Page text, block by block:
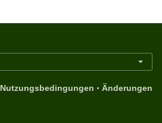
Nutzungsbedingungen . Änderungen